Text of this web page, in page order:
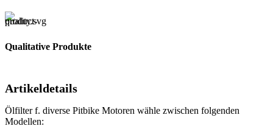
Qualitative Produkte
Artikeldetails
Ölfilter f. diverse Pitbike Motoren wähle zwischen folgenden
Modellen: